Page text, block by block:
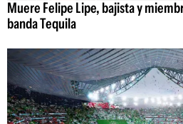
Muere Felipe Lipe, bajista y
banda Tequila